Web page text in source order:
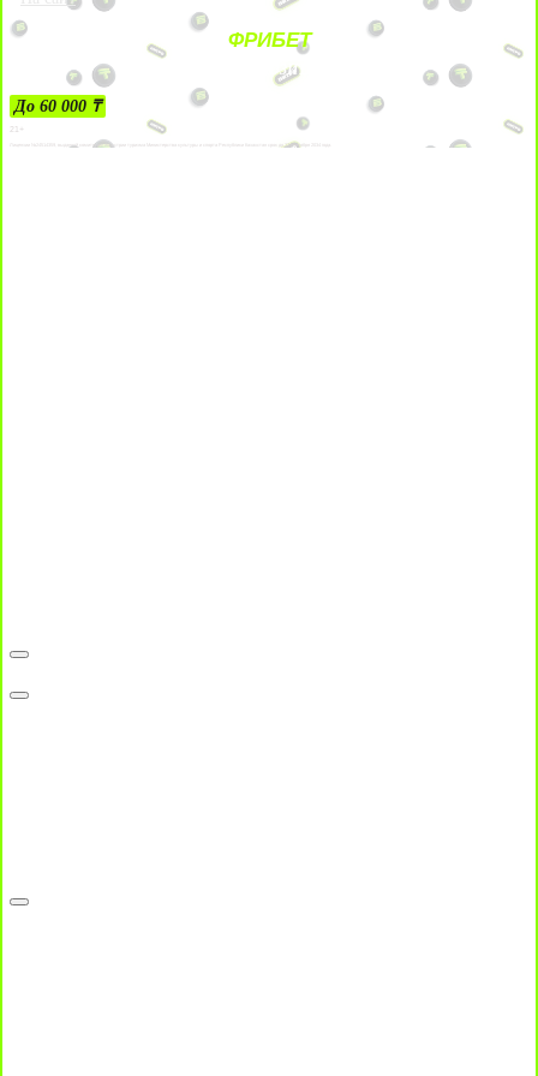
ФРИБЕТ
ЗА ДЕПОЗИТЫ
До 60 000 ₸
21+
Лицензии №24514359, выданной комитетом индустрии туризма Министерства культуры и спорта Республики Казахстан срок до 27 сентября 2034 года.